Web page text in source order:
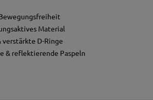
Material
verstärkte D-Ringe
& reflektierende Paspeln